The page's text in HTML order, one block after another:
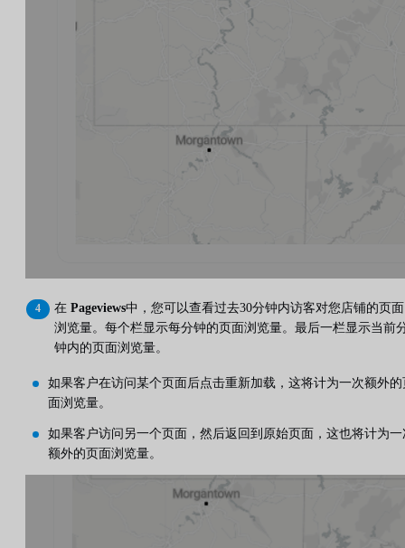
在 Pageviews中，您可以查看过去30分钟内访客对您店铺的页面
浏览量。每个栏显示每分钟的页面浏览量。最后一栏显示当前
钟内的页面浏览量。
如果客户在访问某个页面后点击重新加载，这将计为一次额外的
面浏览量。
如果客户访问另一个页面，然后返回到原始页面，这也将计为一
额外的页面浏览量。